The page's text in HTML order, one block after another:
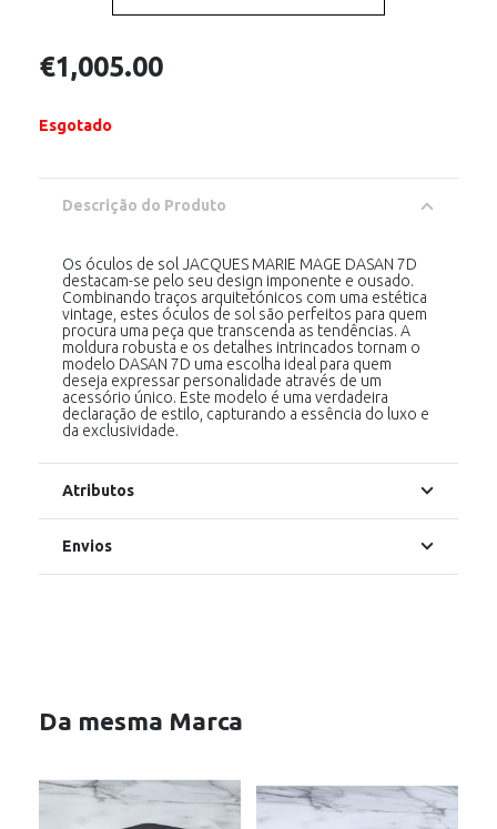
€1,005.00
Esgotado
Descrição do Produto
Os óculos de sol JACQUES MARIE MAGE DASAN 7D
destacam-se pelo seu design imponente e ousado.
Combinando traços arquitetónicos com uma estética
vintage, estes óculos de sol são perfeitos para quem
procura uma peça que transcenda as tendências. A
moldura robusta e os detalhes intrincados tornam o
modelo DASAN 7D uma escolha ideal para quem
deseja expressar personalidade através de um
acessório único. Este modelo é uma verdadeira
declaração de estilo, capturando a essência do luxo e
da exclusividade.
Atributos
Envios
Da mesma Marca